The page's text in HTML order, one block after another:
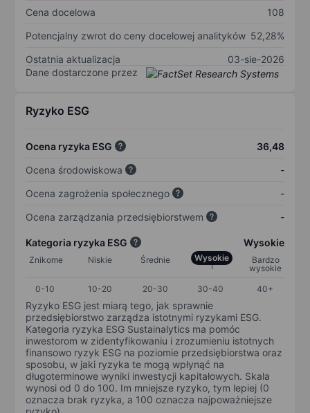
Cena docelowa
108
Potencjalny zwrot do ceny docelowej analityków 52,28%
Ostatnia aktualizacja
03-sie-2026
Dane dostarczone przez
Ryzyko ESG
Ocena ryzyka ESG
36,48
Ocena środowiskowa
-
Ocena zagrożenia społecznego
-
Ocena zarządzania przedsiębiorstwem
-
Kategoria ryzyka ESG Wysokie
Znikome Niskie Średnie Wysokie
Bardzo
wysokie
0-10
10-20 20-30 30-40 40+
Ryzyko ESG jest miarą tego, jak sprawnie
przedsiębiorstwo zarządza istotnymi ryzykami ESG.
Kategoria ryzyka ESG Sustainalytics ma pomóc
inwestorom w zidentyfikowaniu i zrozumieniu istotnych
finansowo ryzyk ESG na poziomie przedsiębiorstwa oraz
sposobu, w jaki ryzyka te mogą wpłynąć na
długoterminowe wyniki inwestycji kapitałowych. Skala
wynosi od 0 do 100. Im mniejsze ryzyko, tym lepiej (0
oznacza brak ryzyka, a 100 oznacza najpoważniejsze